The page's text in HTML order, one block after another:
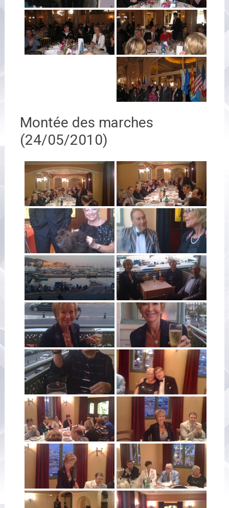
Montée des marches
(24/05/2010)